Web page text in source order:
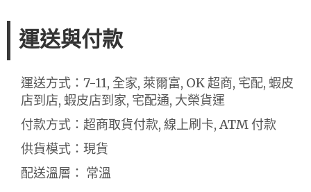
運送與付款
運送方式：7-11, 全家, 萊爾富, OK 超商, 宅配, 蝦皮
店到店, 蝦皮店到家, 宅配通, 大榮貨運
付款方式：超商取貨付款, 線上刷卡, ATM 付款
供貨模式：現貨
配送溫層： 常溫